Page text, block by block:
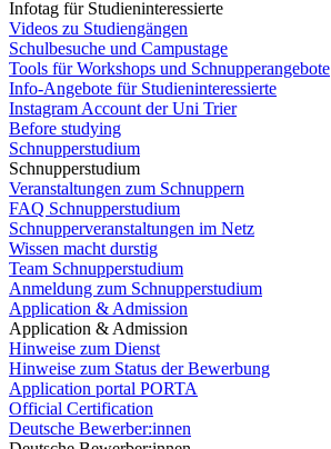
Infotag für Studieninteressierte
Videos zu Studiengängen
Schulbesuche und Campustage
Tools für Workshops und Schnupperangebote
Info-Angebote für Studieninteressierte
Instagram Account der Uni Trier
Before studying
Schnupperstudium
Schnupperstudium
Veranstaltungen zum Schnuppern
FAQ Schnupperstudium
Schnupperveranstaltungen im Netz
Wissen macht durstig
Team Schnupperstudium
Anmeldung zum Schnupperstudium
Application & Admission
Application & Admission
Hinweise zum Dienst
Hinweise zum Status der Bewerbung
Application portal PORTA
Official Certification
Deutsche Bewerber:innen